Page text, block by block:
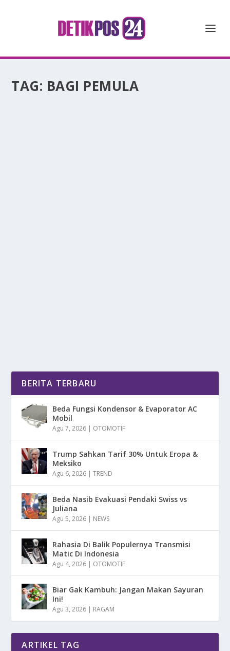
TAG: BAGI PEMULA
BERITA TERBARU
Beda Fungsi Kondensor & Evaporator AC
Mobil
Agu 7, 2026 | OTOMOTIF
Trump Sahkan Tarif 30% Untuk Eropa &
Meksiko
Agu 6, 2026 |TREND
Beda Nasib Evakuasi Pendaki Swiss vs
Juliana
Agu 5, 2026 | NEWS
Rahasia Di Balik Populernya Transmisi
Matic Di Indonesia
Agu 4, 2026 | OTOMOTIF
Biar Gak Kambuh: Jangan Makan Sayuran
Ini!
Agu 3, 2026 | RAGAM
ARTIKEL TAG